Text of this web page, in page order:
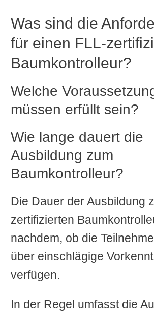
Was sind die
für einen FLL-
Baumkontrolleur?
Welche
müssen erfüllt sein?
Wie lange dauert die
Ausbildung zum
Baumkontrolleur?
Die Dauer der Ausbildung
zertifizierten
nachdem, ob die
über einschlägige
verfügen.
In der Regel umfasst die